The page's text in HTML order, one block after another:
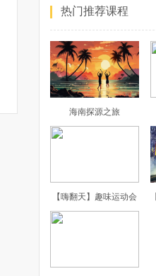
热门推荐课程
海南探源之旅
【嗨翻天】趣味运动会